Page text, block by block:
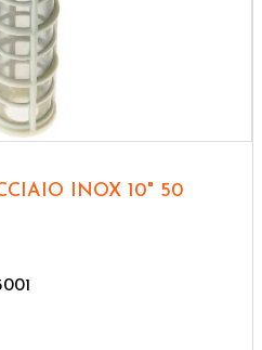
INOX 10" 50